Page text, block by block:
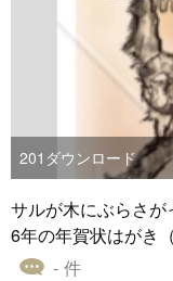
201 ダウンロード
サルが木にぶらさ
6年の年賀状はがき
ドでき、Wordファ
- 件